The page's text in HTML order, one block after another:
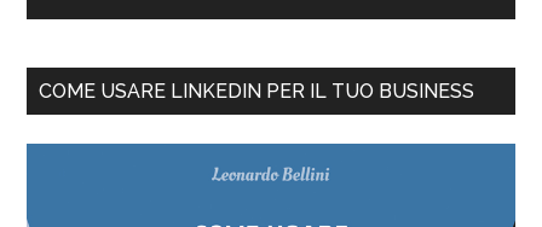
COME USARE LINKEDIN PER IL TUO BUSINESS